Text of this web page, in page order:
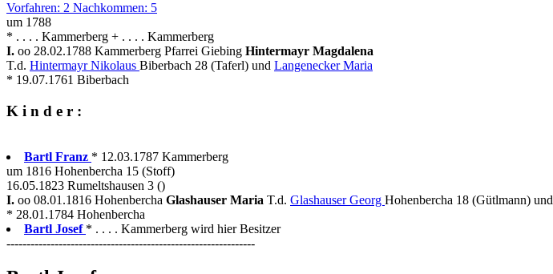
Vorfahren: 2 Nachkommen: 5
um 1788
* . . . . Kammerberg + . . . . Kammerberg
I. oo 28.02.1788 Kammerberg Pfarrei Giebing Hintermayr Magdalena
T.d. Hintermayr Nikolaus Biberbach 28 (Taferl) und Langenecker Maria
* 19.07.1761 Biberbach
K i n d e r :
Bartl Franz * 12.03.1787 Kammerberg
um 1816 Hohenbercha 15 (Stoff)
16.05.1823 Rumeltshausen 3 ()
I. oo 08.01.1816 Hohenbercha Glashauser Maria T.d. Glashauser Georg Hohenbercha 18 (Gütlmann) und
* 28.01.1784 Hohenbercha
Bartl Josef * . . . . Kammerberg wird hier Besitzer
--------------------------------------------------------------